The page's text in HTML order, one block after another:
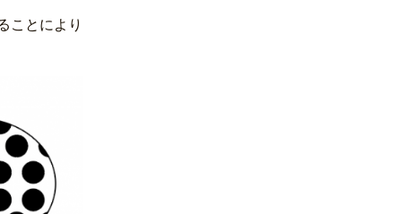
ことにより